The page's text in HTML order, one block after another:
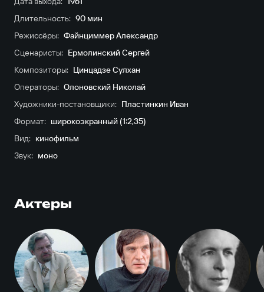
Длительность: 90 мин
Режиссёры: Файнциммер Александр
Сценаристы: Ермолинский Сергей
Композиторы: Цинцадзе Сулхан
Операторы: Олоновский Николай
Художники-постановщики: Пластинкин Иван
Формат: широкоэкранный (1:2,35)
Вид: кинофильм
Звук: моно
Актеры